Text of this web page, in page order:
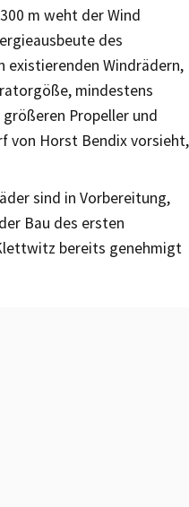
m weht der Wind
des
existierenden Windrädern,
mindestens
Propeller und
von Horst Bendix vorsieht,
sind in Vorbereitung,
Bau des ersten
bereits genehmigt